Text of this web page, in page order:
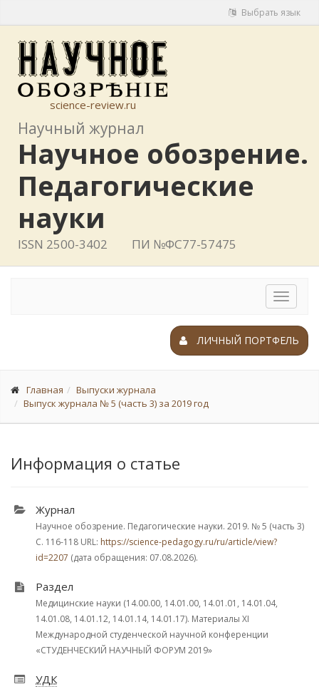
Выбрать язык
science-review.ru
Научный журнал
Научное обозрение.
Педагогические
науки
ISSN 2500-3402 ПИ №ФС77-57475
Toggle
ЛИЧНЫЙ ПОРТФЕЛЬ
Главная
Выпуски журнала
Выпуск журнала № 5 (часть 3) за 2019 год
Информация о статье
Журнал
Научное обозрение. Педагогические науки. 2019. № 5 (часть 3)
С. 116-118 URL: https://science-pedagogy.ru/ru/article/view?
id=2207 (дата обращения: 07.08.2026).
Раздел
Медицинские науки (14.00.00, 14.01.00, 14.01.01, 14.01.04,
14.01.08, 14.01.12, 14.01.14, 14.01.17). Материалы XI
Международной студенческой научной конференции
«СТУДЕНЧЕСКИЙ НАУЧНЫЙ ФОРУМ 2019»
УДК